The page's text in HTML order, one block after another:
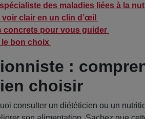
des maladies liées à la
clair en un clin d’œil
concrets pour vous guider
le bon choix
:
choisir
consulter un diététicien ou un